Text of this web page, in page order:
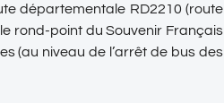
départementale RD2210 (route
rond-point du Souvenir Français
(au niveau de l’arrêt de bus des